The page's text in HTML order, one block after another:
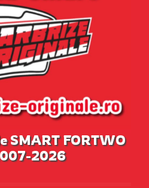
SMART FORTWO
2026